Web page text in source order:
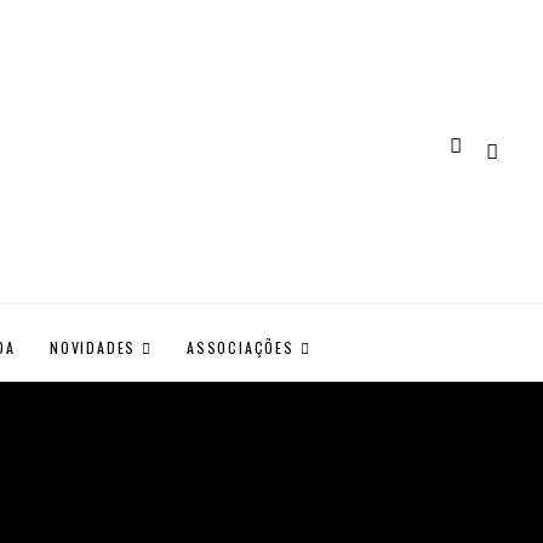
NOVIDADES ASSOCIAÇÕES